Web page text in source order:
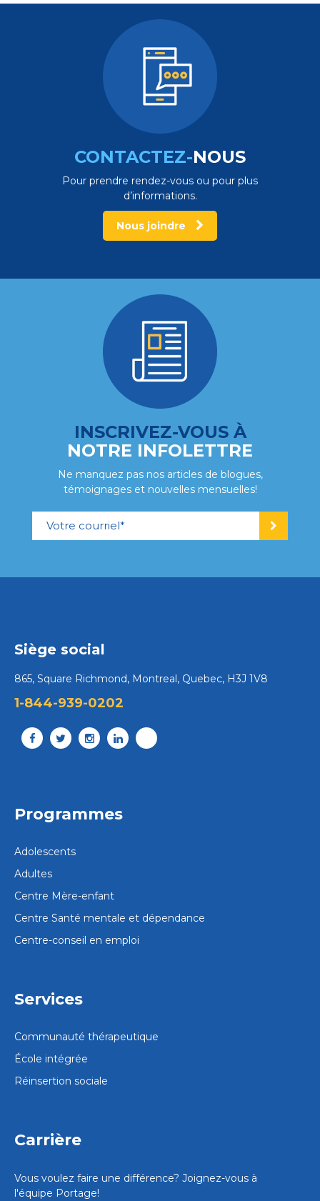
Écrivez-nous
Voir le centre
Adultes Ville de Québec
Centre de jour pour adultes –
Ville de Québec
150, rue Saint-Joseph Est, Québec (Québec) G1K
3A7 info_qc@portage.ca
Voir le centre
Centre Mère-enfant – Montréal
info_me@portage.ca
514 935-3152
E4E 5Y6 P.O. Box 339 Norton, N.B. E5T 1J7
info_adoatl@portage.ca
CONTACTEZ-NOUS
Pour prendre rendez-vous ou pour plus
d’informations.
Nous joindre
INSCRIVEZ-VOUS À
NOTRE INFOLETTRE
Ne manquez pas nos articles de blogues,
témoignages et nouvelles mensuelles!
Siège social
865, Square Richmond, Montreal, Quebec, H3J 1V8
1-844-939-0202
Programmes
Adolescents
Adultes
Centre Mère-enfant
Centre Santé mentale et dépendance
Centre-conseil en emploi
Services
Communauté thérapeutique
École intégrée
Réinsertion sociale
Carrière
Vous voulez faire une différence? Joignez-vous à
l'équipe Portage!